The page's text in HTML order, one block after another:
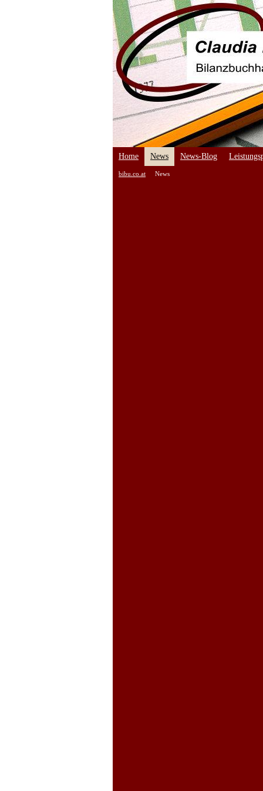
Home News News-Blog
bibu.co.at News